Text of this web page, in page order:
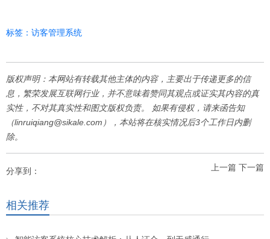
标签： 访客管理系统
版权声明：本网站有转载其他主体的内容，主要出于传递更多的信
息，繁荣发展互联网行业，并不意味着赞同其观点或证实其内容的真
实性，不对其真实性和图文版权负责。 如果有侵权，请来函告知
（linruiqiang@sikale.com），本站将在核实情况后3个工作日内删
除。
上一篇 下一篇
分享到：
相关推荐